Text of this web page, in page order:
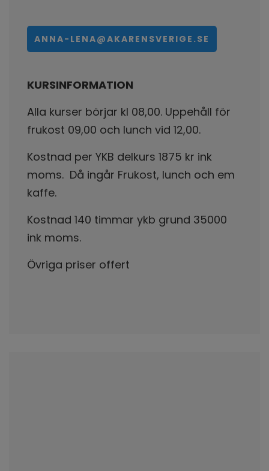
ANNA-LENA@AKARENSVERIGE.SE
KURSINFORMATION
Alla kurser börjar kl 08,00. Uppehåll för
frukost 09,00 och lunch vid 12,00.
Kostnad per YKB delkurs 1875 kr ink
moms. Då ingår Frukost, lunch och em
kaffe.
Kostnad 140 timmar ykb grund 35000
ink moms.
Övriga priser offert